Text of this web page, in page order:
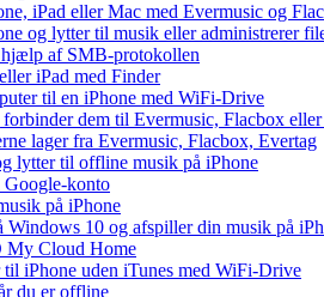
iPad eller Mac med Evermusic og
og lytter til musik eller administrerer
af SMB-protokollen
iPad med Finder
til en iPhone med WiFi-Drive
dem til Evermusic, Flacbox
lager fra Evermusic, Flacbox, Evertag
lytter til offline musik på iPhone
Google-konto
på iPhone
10 og afspiller din musik på
My Cloud Home
iPhone uden iTunes med WiFi-Drive
du er offline